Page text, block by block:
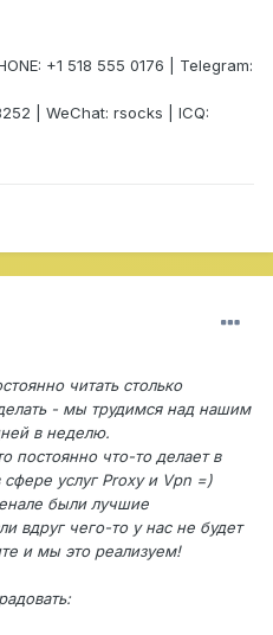
+1 518 555 0176 | Telegram:
| WeChat: rsocks | ICQ:
читать столько
- мы трудимся над нашим
в неделю.
постоянно что-то делает в
сфере услуг Proxy и Vpn =)
были лучшие
вдруг чего-то у нас не будет
и мы это реализуем!